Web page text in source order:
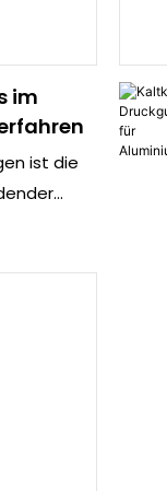
im
ist die
für